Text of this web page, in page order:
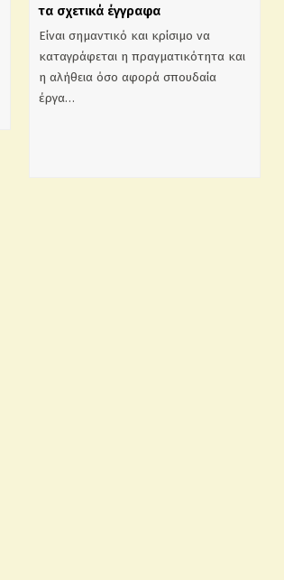
τα σχετικά έγγραφα
Είναι σημαντικό και κρίσιμο να
καταγράφεται η πραγματικότητα και
η αλήθεια όσο αφορά σπουδαία
έργα…